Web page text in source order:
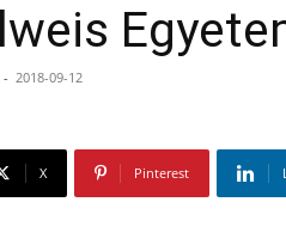
- 2018-09-12
X Pinterest